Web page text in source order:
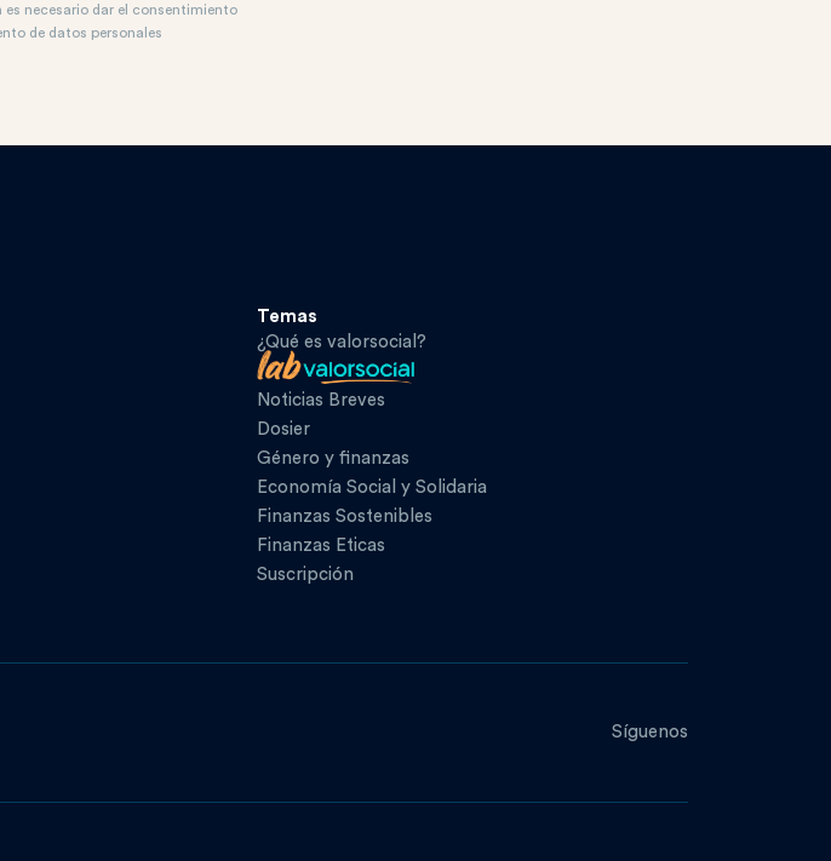
es necesario dar el consentimiento
de datos personales
Temas
¿Qué es valorsocial?
Noticias Breves
Dosier
Género y finanzas
Economía Social y Solidaria
Finanzas Sostenibles
Finanzas Eticas
Suscripción
Síguenos